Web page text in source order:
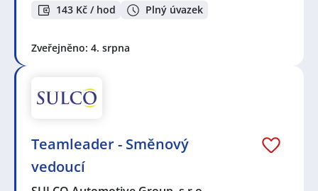
143 Kč / hod Plný úvazek
Zveřejněno: 4. srpna
Teamleader - Směnový
vedoucí